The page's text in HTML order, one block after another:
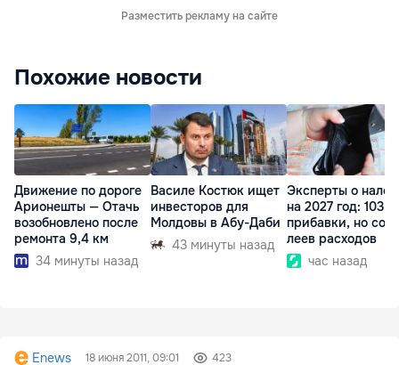
Разместить рекламу на сайте
Похожие новости
Движение по дороге
Арионешты — Отачь
возобновлено после
ремонта 9,4 км
34 минуты назад
Василе Костюк ищет
инвесторов для
Молдовы в Абу-Даби
43 минуты назад
Эксперты о
на 2027 год: 103
прибавки, но
леев расходов
час назад
Enews 18 июня 2011, 09:01 423